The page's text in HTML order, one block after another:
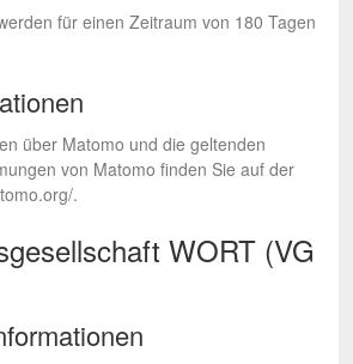
für einen Zeitraum von 180 Tagen
über Matomo und die geltenden
von Matomo finden Sie auf der
.
WORT (VG